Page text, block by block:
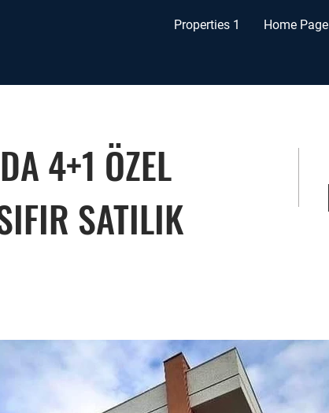
Properties 1 Home Page
4+1 ÖZEL
SATILIK